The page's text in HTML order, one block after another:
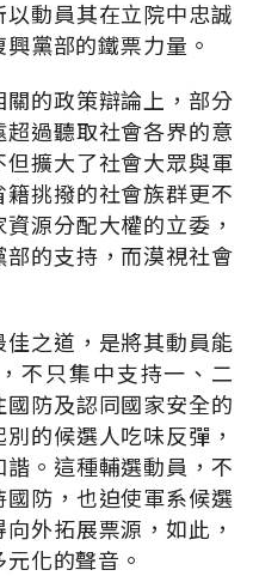
動員其在立院中忠誠
黨部的鐵票力量。
的政策辯論上，部分
過聽取社會各界的意
擴大了社會大眾與軍
挑撥的社會族群更不
源分配大權的立委，
的支持，而漠視社會
之道，是將其動員能
不只集中支持一、二
防及認同國家安全的
的候選人吃味反彈，
。這種輔選動員，不
防，也迫使軍系候選
外拓展票源，如此，
化的聲音。